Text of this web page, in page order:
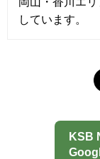
しています。
KSB